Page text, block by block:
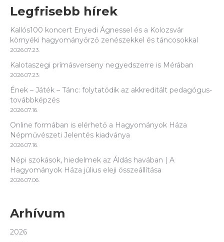
Legfrisebb hírek
Kallós100 koncert Enyedi Ágnessel és a Kolozsvár
környéki hagyományőrző zenészekkel és táncosokkal
2026.07.23.
Kalotaszegi prímásverseny negyedszerre is Mérában
2026.07.23.
Ének – Játék – Tánc: folytatódik az akkreditált pedagógus-
továbbképzés
2026.07.16.
Online formában is elérhető a Hagyományok Háza
Népművészeti Jelentés kiadványa
2026.07.16.
Népi szokások, hiedelmek az Áldás havában | A
Hagyományok Háza július eleji összeállítása
2026.07.06.
Arhívum
2026